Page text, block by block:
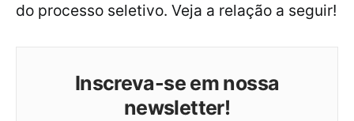
do processo seletivo. Veja a relação a seguir!
Inscreva-se em nossa
newsletter!